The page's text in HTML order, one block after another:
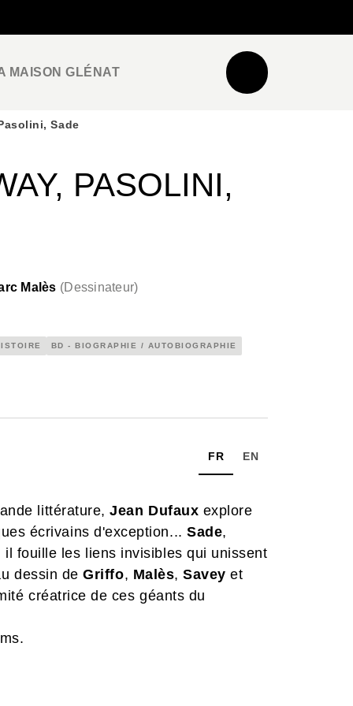
MAISON GLÉNAT
Sade
PASOLINI,
Malès (Dessinateur)
BD - BIOGRAPHIE / AUTOBIOGRAPHIE
FR EN
littérature,Jean Dufaux explore
écrivains d'exception...Sade,
il fouille les liens invisibles qui unissent
dessin deGriffo, Malès,Savey et
créatrice de ces géants du